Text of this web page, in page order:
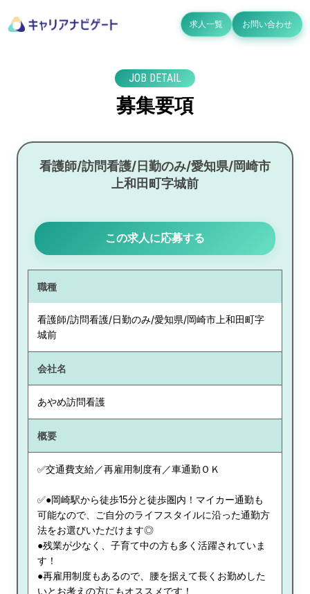
求人一覧 お問い合わせ
JOB DETAIL
募集要項
看護師/訪問看護/日勤のみ/愛知県/岡崎市
上和田町字城前
この求人に応募する
職種
看護師/訪問看護/日勤のみ/愛知県/岡崎市上和田町字
城前
会社名
あやめ訪問看護
概要
✅交通費支給／再雇用制度有／車通勤ＯＫ
✅●岡崎駅から徒歩15分と徒歩圏内！マイカー通勤も
可能なので、ご自分のライフスタイルに沿った通勤方
法をお選びいただけます◎
●残業が少なく、子育て中の方も多く活躍されていま
す！
●再雇用制度もあるので、腰を据えて長くお勤めした
いとお考えの方にもオススメです！